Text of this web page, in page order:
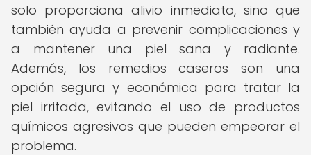
solo proporciona alivio inmediato, sino que
también ayuda a prevenir complicaciones y
a mantener una piel sana y radiante.
Además, los remedios caseros son una
opción segura y económica para tratar la
piel irritada, evitando el uso de productos
químicos agresivos que pueden empeorar el
problema.